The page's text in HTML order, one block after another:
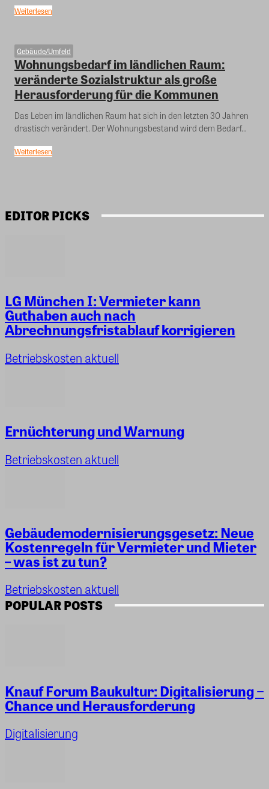
Weiterlesen
Gebäude/Umfeld
Wohnungsbedarf im ländlichen Raum:
veränderte Sozialstruktur als große
Herausforderung für die Kommunen
Das Leben im ländlichen Raum hat sich in den letzten 30 Jahren
drastisch verändert. Der Wohnungsbestand wird dem Bedarf...
Weiterlesen
EDITOR PICKS
LG München I: Vermieter kann
Guthaben auch nach
Abrechnungsfristablauf korrigieren
Betriebskosten aktuell
Ernüchterung und Warnung
Betriebskosten aktuell
Gebäudemodernisierungsgesetz: Neue
Kostenregeln für Vermieter und Mieter
– was ist zu tun?
Betriebskosten aktuell
POPULAR POSTS
Knauf Forum Baukultur: Digitalisierung −
Chance und Herausforderung
Digitalisierung